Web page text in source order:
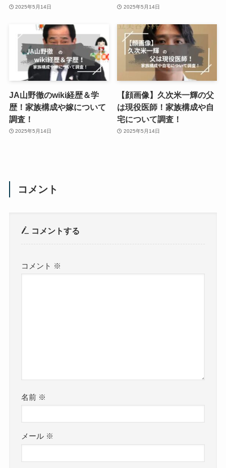
2025年5月14日 2025年5月14日
JA山野徹のwiki経歴＆学
歴！家族構成や嫁について
調査！
2025年5月14日
【顔画像】久次米一輝の父
は現役医師！家族構成や自
宅について調査！
2025年5月14日
コメント
コメントする
コメント ※
名前 ※
メール ※